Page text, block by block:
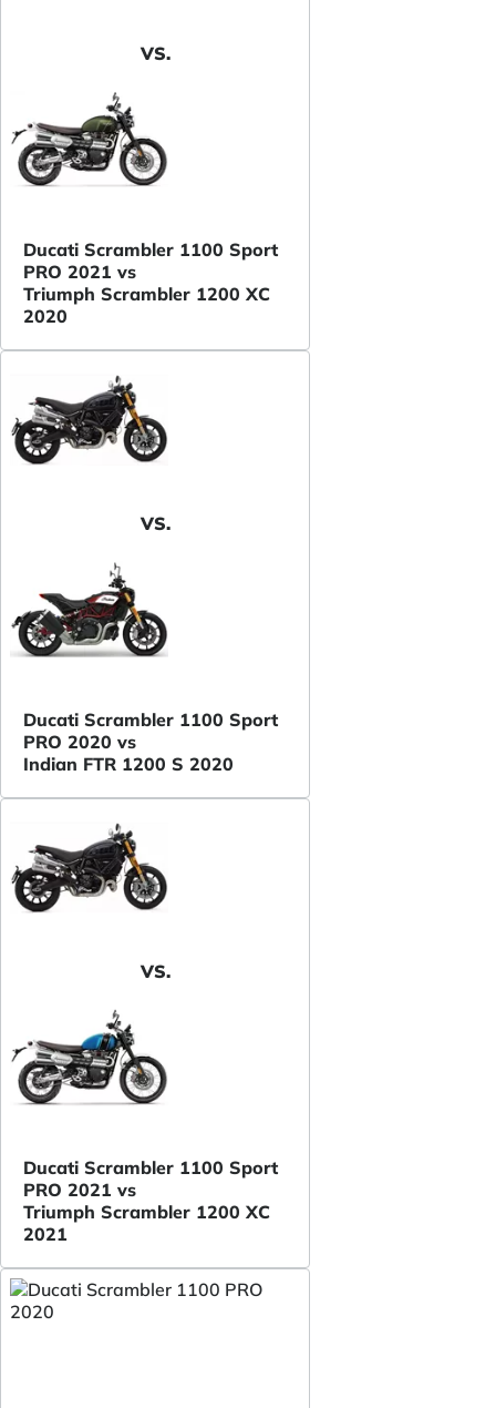
VS.
Ducati Scrambler 1100 Sport
PRO 2021 vs
Triumph Scrambler 1200 XC
2020
VS.
Ducati Scrambler 1100 Sport
PRO 2020 vs
Indian FTR 1200 S 2020
VS.
Ducati Scrambler 1100 Sport
PRO 2021 vs
Triumph Scrambler 1200 XC
2021